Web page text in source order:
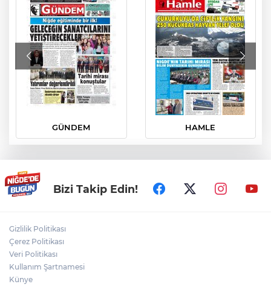
İran Hürmüz Boğazı'nı yeniden kapattı
Niğde’de Çocuklar İçin Yeni Dernek
Kuruldu: “Amacımız Görünmeyeni
Görünür Kılmak”
GÜNDEM HAMLE
Bizi Takip Edin!
Gizlilik Politikası
Çerez Politikası
Veri Politikası
Kullanım Şartnamesi
Künye